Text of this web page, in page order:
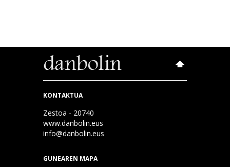
KONTAKTUA
Zestoa - 20740
www.danbolin.eus
info@danbolin.eus
GUNEAREN MAPA